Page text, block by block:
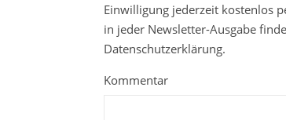
Einwilligung jederzeit kostenlos
in jeder Newsletter-Ausgabe
Datenschutzerklärung.
Kommentar